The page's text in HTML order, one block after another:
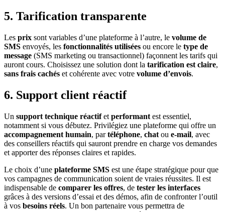
5. Tarification transparente
Les prix sont variables d’une plateforme à l’autre, le volume de
SMS envoyés, les fonctionnalités utilisées ou encore le type de
message (SMS marketing ou transactionnel) façonnent les tarifs qui
auront cours. Choisissez une solution dont la tarification est claire,
sans frais cachés et cohérente avec votre volume d’envois.
6. Support client réactif
Un support technique réactifet performant est essentiel,
notamment si vous débutez. Privilégiez une plateforme qui offre un
accompagnement humain, partéléphone, chat ou e-mail, avec
des conseillers réactifs qui sauront prendre en charge vos demandes
et apporter des réponses claires et rapides.
Le choix d’une plateforme SMS est une étape stratégique pour que
vos campagnes de communication soient de vraies réussites. Il est
indispensable de comparer les offres, de tester les interfaces
grâces à des versions d’essai et des démos, afin de confronter l’outil
à vos besoins réels. Un bon partenaire vous permettra de